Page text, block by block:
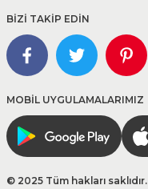
BİZİ TAKİP EDİN
MOBİL UYGULAMALARIMIZ
© 2025 Tüm hakları saklıdır.